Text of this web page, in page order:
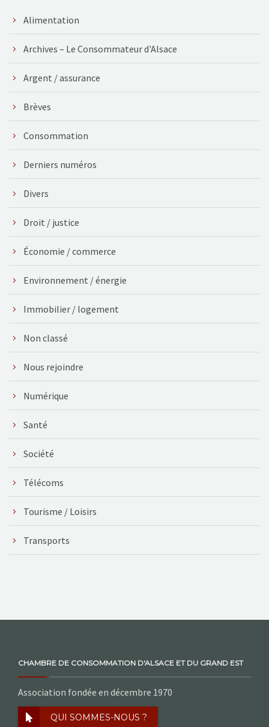
Alimentation
Archives – Le Consommateur d'Alsace
Argent / assurance
Brèves
Consommation
Derniers numéros
Divers
Droit / justice
Économie / commerce
Environnement / énergie
Immobilier / logement
Non classé
Nous rejoindre
Numérique
Santé
Société
Télécoms
Tourisme / Loisirs
Transports
CHAMBRE DE CONSOMMATION D'ALSACE ET DU GRAND EST
Association fondée en décembre 1970
QUI SOMMES-NOUS ?